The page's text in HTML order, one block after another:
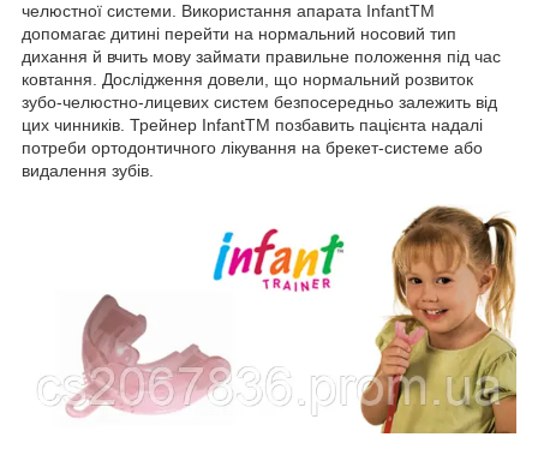
челюстної системи. Використання апарата InfantTM
допомагає дитині перейти на нормальний носовий тип
дихання й вчить мову займати правильне положення під час
ковтання. Дослідження довели, що нормальний розвиток
зубо-челюстно-лицевих систем безпосередньо залежить від
цих чинників. Трейнер InfantTM позбавить пацієнта надалі
потреби ортодонтичного лікування на брекет-системе або
видалення зубів.